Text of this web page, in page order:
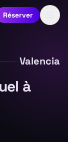
Réserver
Valencia
à